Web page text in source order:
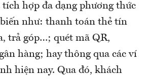
hợp đa dạng phương thức
như: thanh toán thẻ tín
trả góp…; quét mã QR,
hàng; hay thông qua các ví
hiện nay. Qua đó, khách